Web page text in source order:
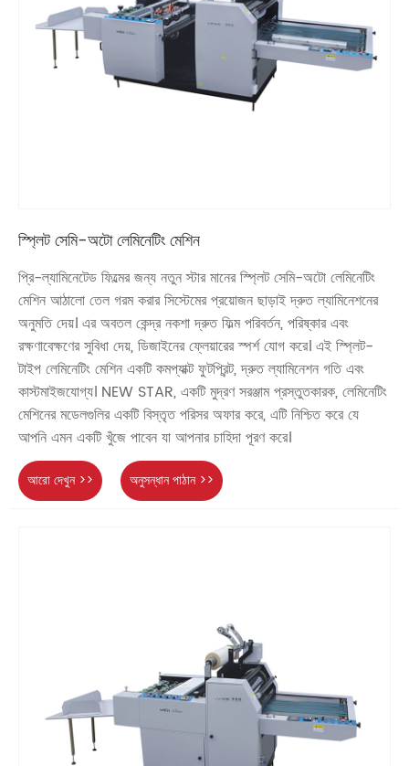
স্প্লিট সেমি-অটো লেমিনেটিং মেশিন
প্রি-ল্যামিনেটেড ফিল্মের জন্য নতুন স্টার মানের স্প্লিট সেমি-অটো লেমিনেটিং
মেশিন আঠালো তেল গরম করার সিস্টেমের প্রয়োজন ছাড়াই দ্রুত ল্যামিনেশনের
অনুমতি দেয়। এর অবতল কেন্দ্র নকশা দ্রুত ফিল্ম পরিবর্তন, পরিষ্কার এবং
রক্ষণাবেক্ষণের সুবিধা দেয়, ডিজাইনের ফ্লেয়ারের স্পর্শ যোগ করে। এই স্প্লিট-
টাইপ লেমিনেটিং মেশিন একটি কমপ্যাক্ট ফুটপ্রিন্ট, দ্রুত ল্যামিনেশন গতি এবং
কাস্টমাইজযোগ্য। NEW STAR, একটি মুদ্রণ সরঞ্জাম প্রস্তুতকারক, লেমিনেটিং
মেশিনের মডেলগুলির একটি বিস্তৃত পরিসর অফার করে, এটি নিশ্চিত করে যে
আপনি এমন একটি খুঁজে পাবেন যা আপনার চাহিদা পূরণ করে।
আরো দেখুন >> অনুসন্ধান পাঠান >>